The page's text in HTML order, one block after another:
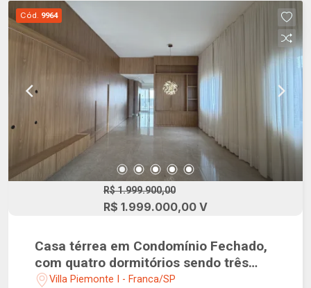
pista de caminhada, salão de jogos, espaço
gourmet e salão de festas.
Cód. 9964
R$ 1.999.900,00
R$ 1.999.000,00 V
Casa térrea em Condomínio Fechado,
com quatro dormitórios sendo três
suítes, e uma bela área gourmet!
Villa Piemonte I - Franca/SP